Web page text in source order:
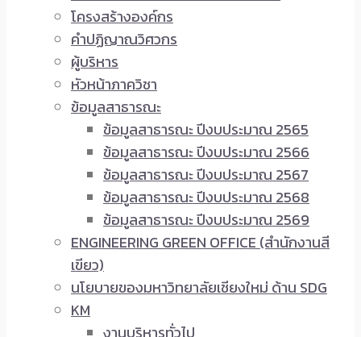
โครงสร้างองค์กร
คำปฏิญาณวิศวกร
ผู้บริหาร
หัวหน้าภาควิชา
ข้อมูลสาธารณะ
ข้อมูลสาธารณะ ปีงบประมาณ 2565
ข้อมูลสาธารณะ ปีงบประมาณ 2566
ข้อมูลสาธารณะ ปีงบประมาณ 2567
ข้อมูลสาธารณะ ปีงบประมาณ 2568
ข้อมูลสาธารณะ ปีงบประมาณ 2569
ENGINEERING GREEN OFFICE (สำนักงานสี
เขียว)
นโยบายของมหาวิทยาลัยเชียงใหม่ ด้าน SDG
KM
งานบริหารทั่วไป